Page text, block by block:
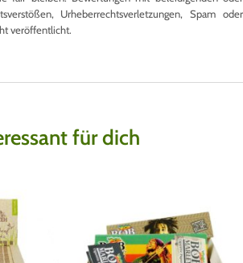
Urheberrechtsverletzungen, Spam oder
veröffentlicht.
für dich